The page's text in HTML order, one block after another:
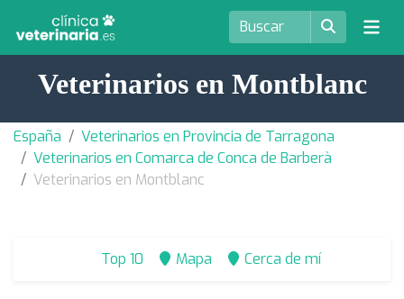
Veterinarios en Montblanc
España
Veterinarios en Provincia de Tarragona
Veterinarios en Comarca de Conca de Barberà
Veterinarios en Montblanc
Top 10 Mapa Cerca de mí